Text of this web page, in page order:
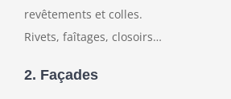
revêtements et colles.
Rivets, faîtages, closoirs…
2. Façades